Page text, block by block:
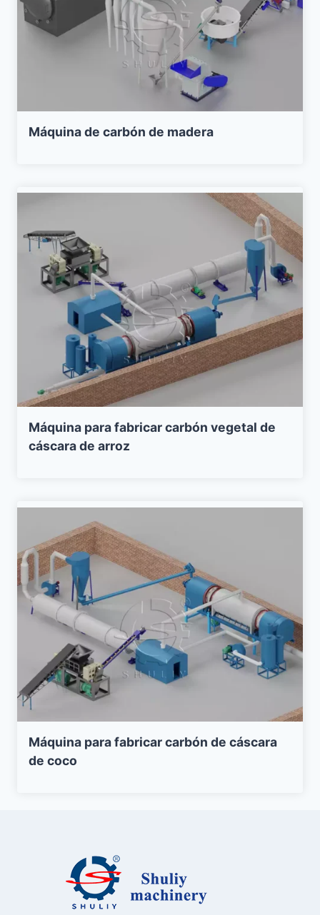
Máquina de carbón de madera
Máquina para fabricar carbón vegetal de
cáscara de arroz
Máquina para fabricar carbón de cáscara
de coco